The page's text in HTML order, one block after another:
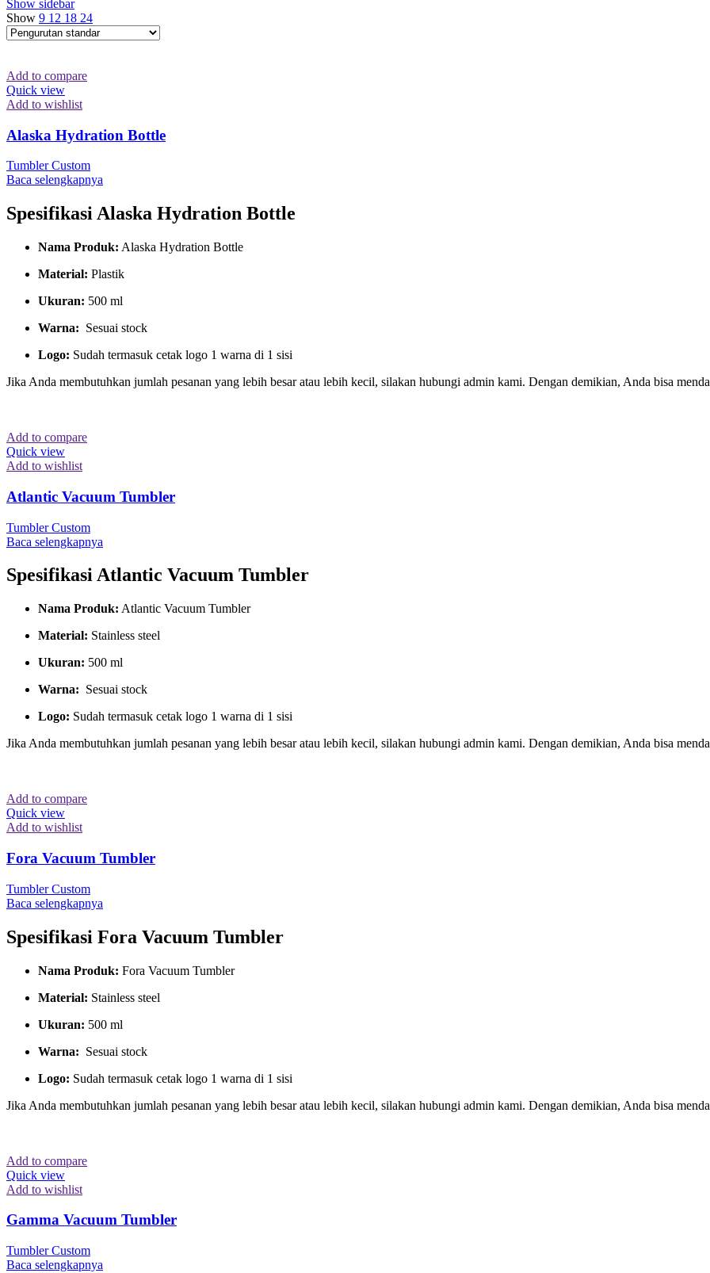
Show sidebar
Show 9 12 18 24
Add to compare
Quick view
Add to wishlist
Alaska Hydration Bottle
Tumbler Custom
Baca selengkapnya
SpesifikasiAlaska Hydration Bottle
Nama Produk: Alaska Hydration Bottle
Material: Plastik
Ukuran: 500 ml
Warna: Sesuai stock
Logo: Sudah termasuk cetak logo 1 warna di 1 sisi
Jika Anda membutuhkan jumlah pesanan yang lebih besar atau lebih kecil, silakan hubungi admin kami. Dengan demikian, Anda bisa
Add to compare
Quick view
Add to wishlist
Atlantic Vacuum Tumbler
Tumbler Custom
Baca selengkapnya
Spesifikasi Atlantic Vacuum Tumbler
Nama Produk: Atlantic Vacuum Tumbler
Material: Stainless steel
Ukuran: 500 ml
Warna: Sesuai stock
Logo: Sudah termasuk cetak logo 1 warna di 1 sisi
Jika Anda membutuhkan jumlah pesanan yang lebih besar atau lebih kecil, silakan hubungi admin kami. Dengan demikian, Anda bisa
Add to compare
Quick view
Add to wishlist
Fora Vacuum Tumbler
Tumbler Custom
Baca selengkapnya
Spesifikasi Fora Vacuum Tumbler
Nama Produk: Fora Vacuum Tumbler
Material: Stainless steel
Ukuran: 500 ml
Warna: Sesuai stock
Logo: Sudah termasuk cetak logo 1 warna di 1 sisi
Jika Anda membutuhkan jumlah pesanan yang lebih besar atau lebih kecil, silakan hubungi admin kami. Dengan demikian, Anda bisa
Add to compare
Quick view
Add to wishlist
Gamma Vacuum Tumbler
Tumbler Custom
Baca selengkapnya